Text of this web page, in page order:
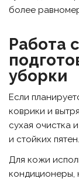
более
Работа
уборки
Если
коврики и
сухая очистка
и стойких пятен.
Для кожи
кондиционеры,